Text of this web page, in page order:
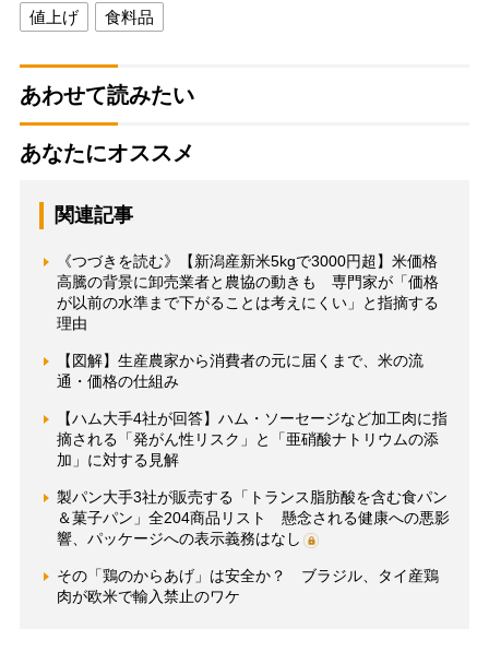
値上げ 食料品
あわせて読みたい
あなたにオススメ
関連記事
《つづきを読む》【新潟産新米5kgで3000円超】米価格
高騰の背景に卸売業者と農協の動きも 専門家が「価格
が以前の水準まで下がることは考えにくい」と指摘する
理由
【図解】生産農家から消費者の元に届くまで、米の流
通・価格の仕組み
【ハム大手4社が回答】ハム・ソーセージなど加工肉に指
摘される「発がん性リスク」と「亜硝酸ナトリウムの添
加」に対する見解
製パン大手3社が販売する「トランス脂肪酸を含む食パン
＆菓子パン」全204商品リスト 懸念される健康への悪影
響、パッケージへの表示義務はなし
その「鶏のからあげ」は安全か？ ブラジル、タイ産鶏
肉が欧米で輸入禁止のワケ